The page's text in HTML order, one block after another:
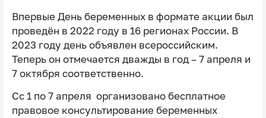
Впервые День беременных в формате акции был
проведён в 2022 году в 16 регионах России. В
2023 году день объявлен всероссийским.
Теперь он отмечается дважды в год – 7 апреля и
7 октября соответственно.
Сс 1 по 7 апреля организовано бесплатное
правовое консультирование беременных